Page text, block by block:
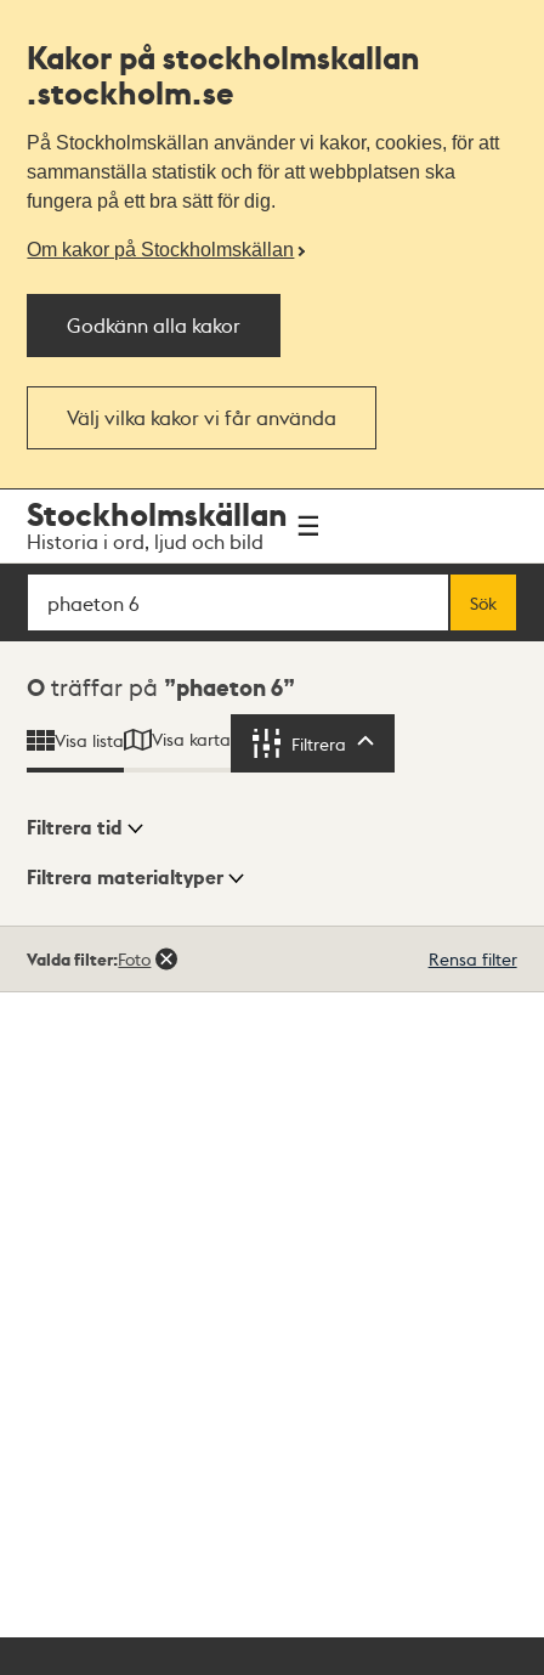
Kakor på stockholmskallan
.stockholm.se
På Stockholmskällan använder vi kakor, cookies, för att
sammanställa statistik och för att webbplatsen ska
fungera på ett bra sätt för dig.
Om kakor på Stockholmskällan
Godkänn alla kakor
Välj vilka kakor vi får använda
navigationen
huvudinnehållet
Stockholmskällan
Historia i ord, ljud och bild
Sök
Sök
Sökresultat
0 träffar på phaeton 6
Visa lista Visa karta Filtrera
Visningsläge
Filtrera tid
Filtrera materialtyper
träffar
Valda filter:Foto Rensa filter